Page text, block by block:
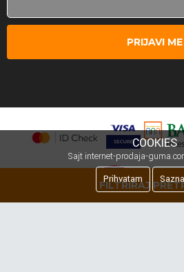
FILTRIRAJ
PRIJAVI ME
COOKIES
Sajt internet-prodaja-
Prihvatam